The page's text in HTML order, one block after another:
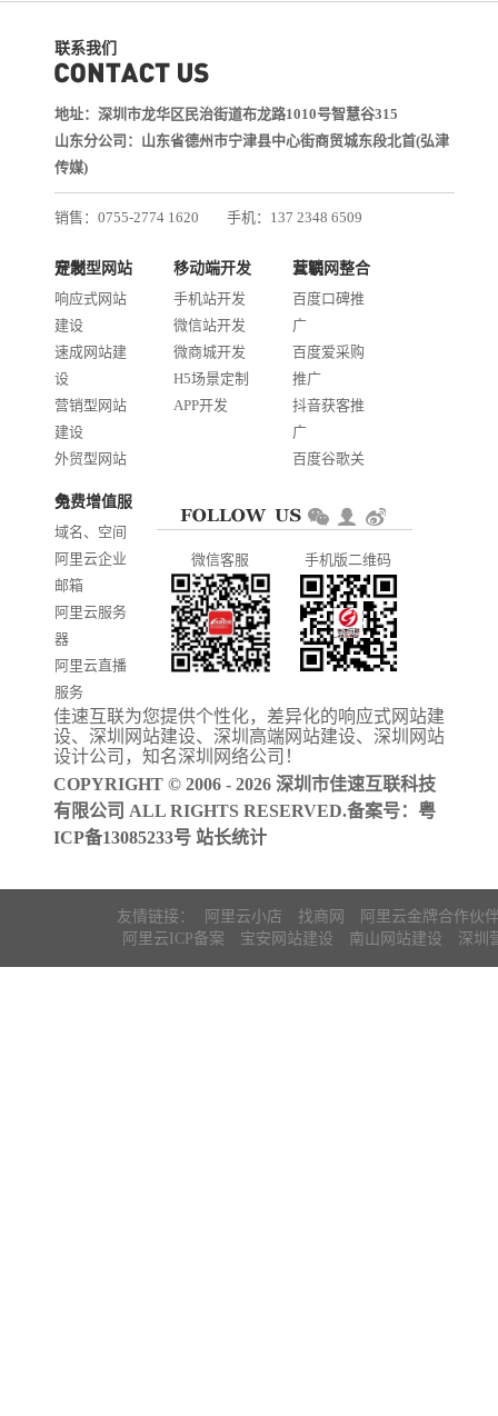
联系我们
地址：深圳市龙华区民治街道布龙路1010号智慧谷315
山东分公司：山东省德州市宁津县中心街商贸城东段北首(弘津
传媒)
销售：0755-2774 1620
手机：137 2348 6509
邮箱：services@jiasuweb.com
定制型网站开发
响应式网站
建设
速成网站建
设
营销型网站
建设
外贸型网站
商城网站开
发
门户信息平
台开发
移动端开发
手机站开发
微信站开发
微商城开发
H5场景定制
APP开发
互联网整合营销
百度口碑推
广
百度爱采购
推广
抖音获客推
广
百度谷歌关
AI智能发布
免费增值服务
域名、空间
阿里云企业
邮箱
阿里云服务
器
阿里云直播
服务
阿里云ICP备
案
微信客服 手机版二维码
佳速互联为您提供个性化，差异化的响应式网站建
设、 深圳网站建设、 深圳高端网站建设、 深圳网站
设计公司 ，知名深圳网络公司 ！
COPYRIGHT © 2006 - 2026 深圳市佳速互联科技
有限公司 ALL RIGHTS RESERVED.备案号： 粤
ICP备13085233号 站长统计
友情链接： 阿里云小店 找商网
阿里云金牌合作伙
阿里云ICP备案
宝安网站建设 南山网站建设 深圳